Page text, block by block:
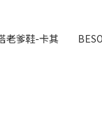
老爹鞋-卡其